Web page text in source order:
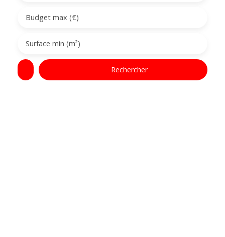
Budget max (€)
Surface min (m²)
Rechercher